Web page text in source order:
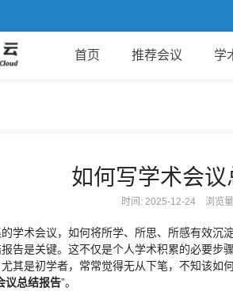
首页 推荐会议 学
如何写学术会议
时间: 2025-12-24 浏览
学术会议，如何将所学、所思、所感有效沉
告是关键。这不仅是个人学术积累的必要步
其是初学者，常常觉得无从下笔，不知该如
议总结报告”。